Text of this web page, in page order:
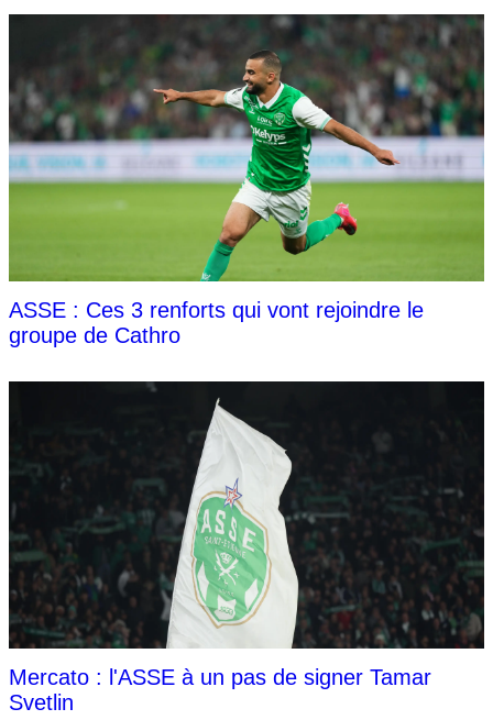
ASSE : Ces 3 renforts qui vont rejoindre le
groupe de Cathro
Mercato : l'ASSE à un pas de signer Tamar
Svetlin